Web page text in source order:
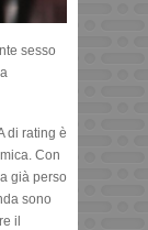
sesso
di rating è
Con
già perso
sono
il